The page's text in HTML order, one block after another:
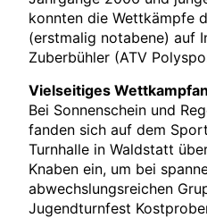
konnten die Wettkämpfe
(erstmalig notabene) auf
Zuberbühler (ATV
Vielseitiges
Bei Sonnenschein und
fanden sich auf dem
Turnhalle in Waldstatt
Knaben ein, um bei
abwechslungsreichen
Jugendturnfest